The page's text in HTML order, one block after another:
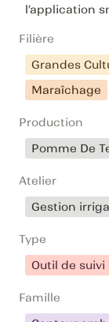
l’application
Filière
Grandes
Maraîchage
Production
Pomme De
Atelier
Gestion
Type
Outil de suivi
Famille